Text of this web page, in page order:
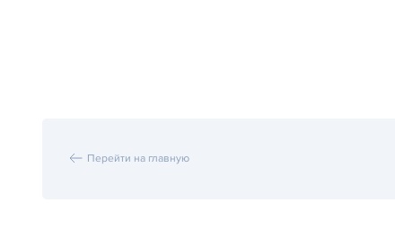
Перейти на главную